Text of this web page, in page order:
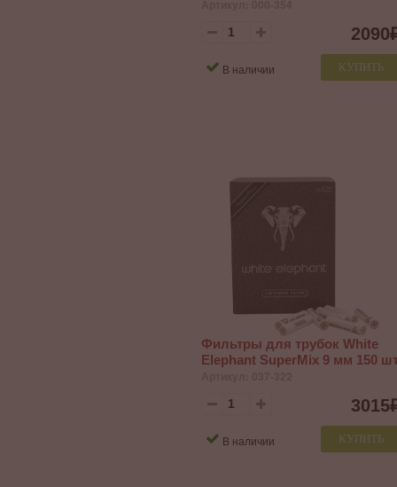
2090
КУПИТЬ
В наличии
Фильтры для трубок White
Elephant SuperMix 9 мм 150
3015
КУПИТЬ
В наличии